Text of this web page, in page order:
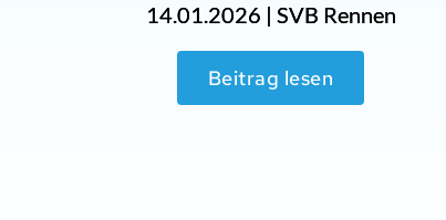
14.01.2026 | SVB Rennen
Beitrag lesen